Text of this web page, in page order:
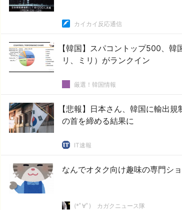
カイカイ反応通信
【韓国】スパコントップ500、
リ、ミリ）がランクイン
厳選！韓国情報
【悲報】日本さん、韓国に輸出
の首を締める結果に
IT速報
なんでオタク向け趣味の専門シ
(*ﾟ∀ﾟ)ゞカガクニュース隊